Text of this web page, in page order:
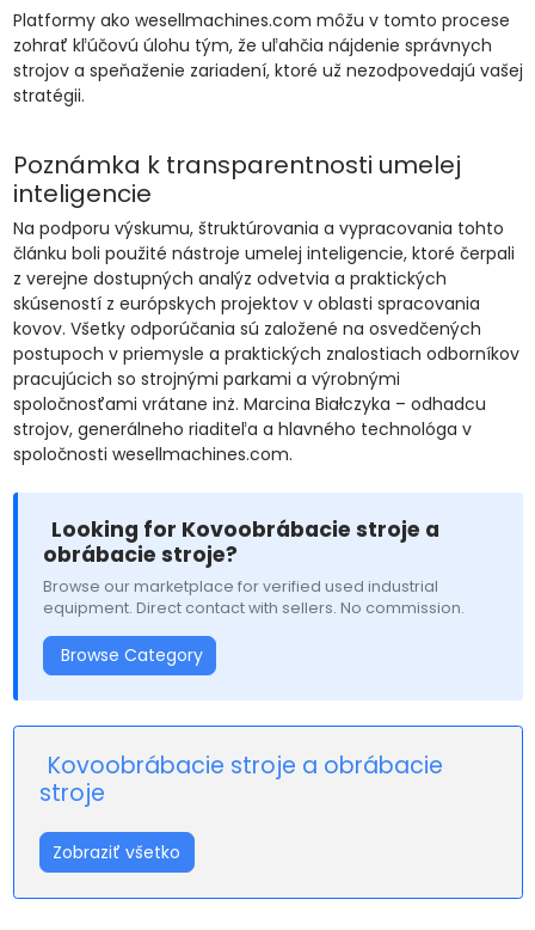
Platformy ako wesellmachines.com môžu v tomto procese
zohrať kľúčovú úlohu tým, že uľahčia nájdenie správnych
strojov a speňaženie zariadení, ktoré už nezodpovedajú vašej
stratégii.
Poznámka k transparentnosti umelej
inteligencie
Na podporu výskumu, štruktúrovania a vypracovania tohto
článku boli použité nástroje umelej inteligencie, ktoré čerpali
z verejne dostupných analýz odvetvia a praktických
skúseností z európskych projektov v oblasti spracovania
kovov. Všetky odporúčania sú založené na osvedčených
postupoch v priemysle a praktických znalostiach odborníkov
pracujúcich so strojnými parkami a výrobnými
spoločnosťami vrátane inż. Marcina Białczyka – odhadcu
strojov, generálneho riaditeľa a hlavného technológa v
spoločnosti wesellmachines.com.
Looking for Kovoobrábacie stroje a
obrábacie stroje?
Browse our marketplace for verified used industrial
equipment. Direct contact with sellers. No commission.
Browse Category
Kovoobrábacie stroje a obrábacie
stroje
Zobraziť všetko